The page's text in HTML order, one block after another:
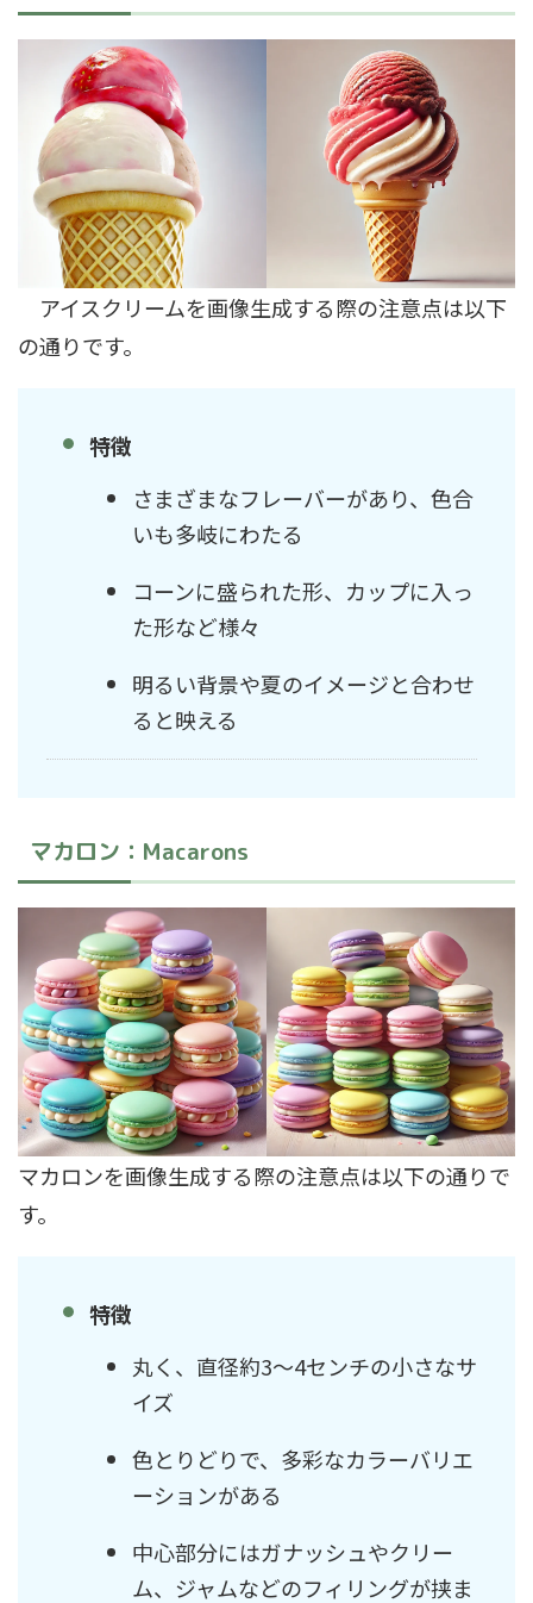
アイスクリームを画像生成する際の注意点は以下
の通りです。
特徴
さまざまなフレーバーがあり、色合
いも多岐にわたる
コーンに盛られた形、カップに入っ
た形など様々
明るい背景や夏のイメージと合わせ
ると映える
マカロン：Macarons
マカロンを画像生成する際の注意点は以下の通りで
す。
特徴
丸く、直径約3〜4センチの小さなサ
イズ
色とりどりで、多彩なカラーバリエ
ーションがある
中心部分にはガナッシュやクリー
ム、ジャムなどのフィリングが挟ま